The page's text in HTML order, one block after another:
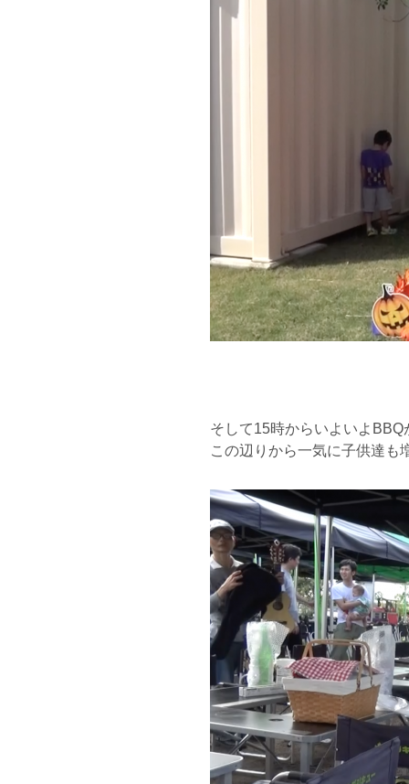
そして15時からいよいよBBQ
この辺りから一気に子供達も